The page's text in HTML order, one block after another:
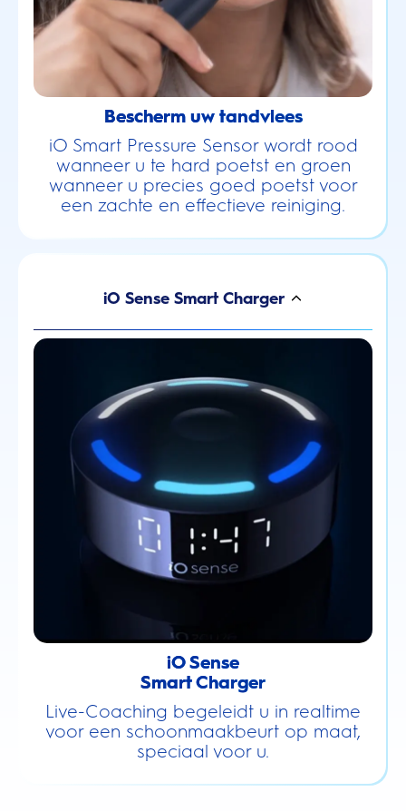
Bescherm uw tandvlees
iO Smart Pressure Sensor wordt rood
wanneer u te hard poetst en groen
wanneer u precies goed poetst voor
een zachte en effectieve reiniging.
iO Sense Smart Charger
iO Sense
Smart Charger
Live-Coaching begeleidt u in realtime
voor een schoonmaakbeurt op maat,
speciaal voor u.